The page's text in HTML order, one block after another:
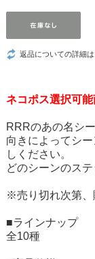
返品についての詳細
ネコポス選択可
RRRのあの名シ
向きによってシ
しください。
どのシーンのス
※売り切れ次第、
■ラインナップ
全10種